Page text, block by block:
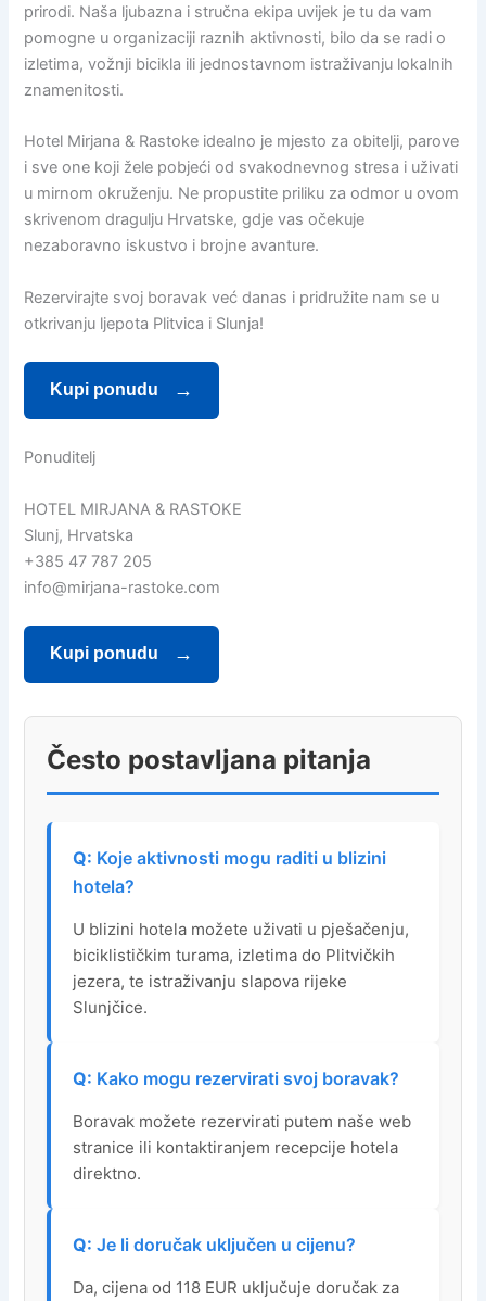
prirodi. Naša ljubazna i stručna ekipa uvijek je tu da vam
pomogne u organizaciji raznih aktivnosti, bilo da se radi o
izletima, vožnji bicikla ili jednostavnom istraživanju lokalnih
znamenitosti.
Hotel Mirjana & Rastoke idealno je mjesto za obitelji, parove
i sve one koji žele pobjeći od svakodnevnog stresa i uživati
u mirnom okruženju. Ne propustite priliku za odmor u ovom
skrivenom dragulju Hrvatske, gdje vas očekuje
nezaboravno iskustvo i brojne avanture.
Rezervirajte svoj boravak već danas i pridružite nam se u
otkrivanju ljepota Plitvica i Slunja!
Kupi ponudu
Ponuditelj
HOTEL MIRJANA & RASTOKE
Slunj, Hrvatska
+385 47 787 205
info@mirjana-rastoke.com
Kupi ponudu
Često postavljana pitanja
Koje aktivnosti mogu raditi u blizini
hotela?
U blizini hotela možete uživati u pješačenju,
biciklističkim turama, izletima do Plitvičkih
jezera, te istraživanju slapova rijeke
Slunjčice.
Kako mogu rezervirati svoj boravak?
Boravak možete rezervirati putem naše web
stranice ili kontaktiranjem recepcije hotela
direktno.
Je li doručak uključen u cijenu?
Da, cijena od 118 EUR uključuje doručak za